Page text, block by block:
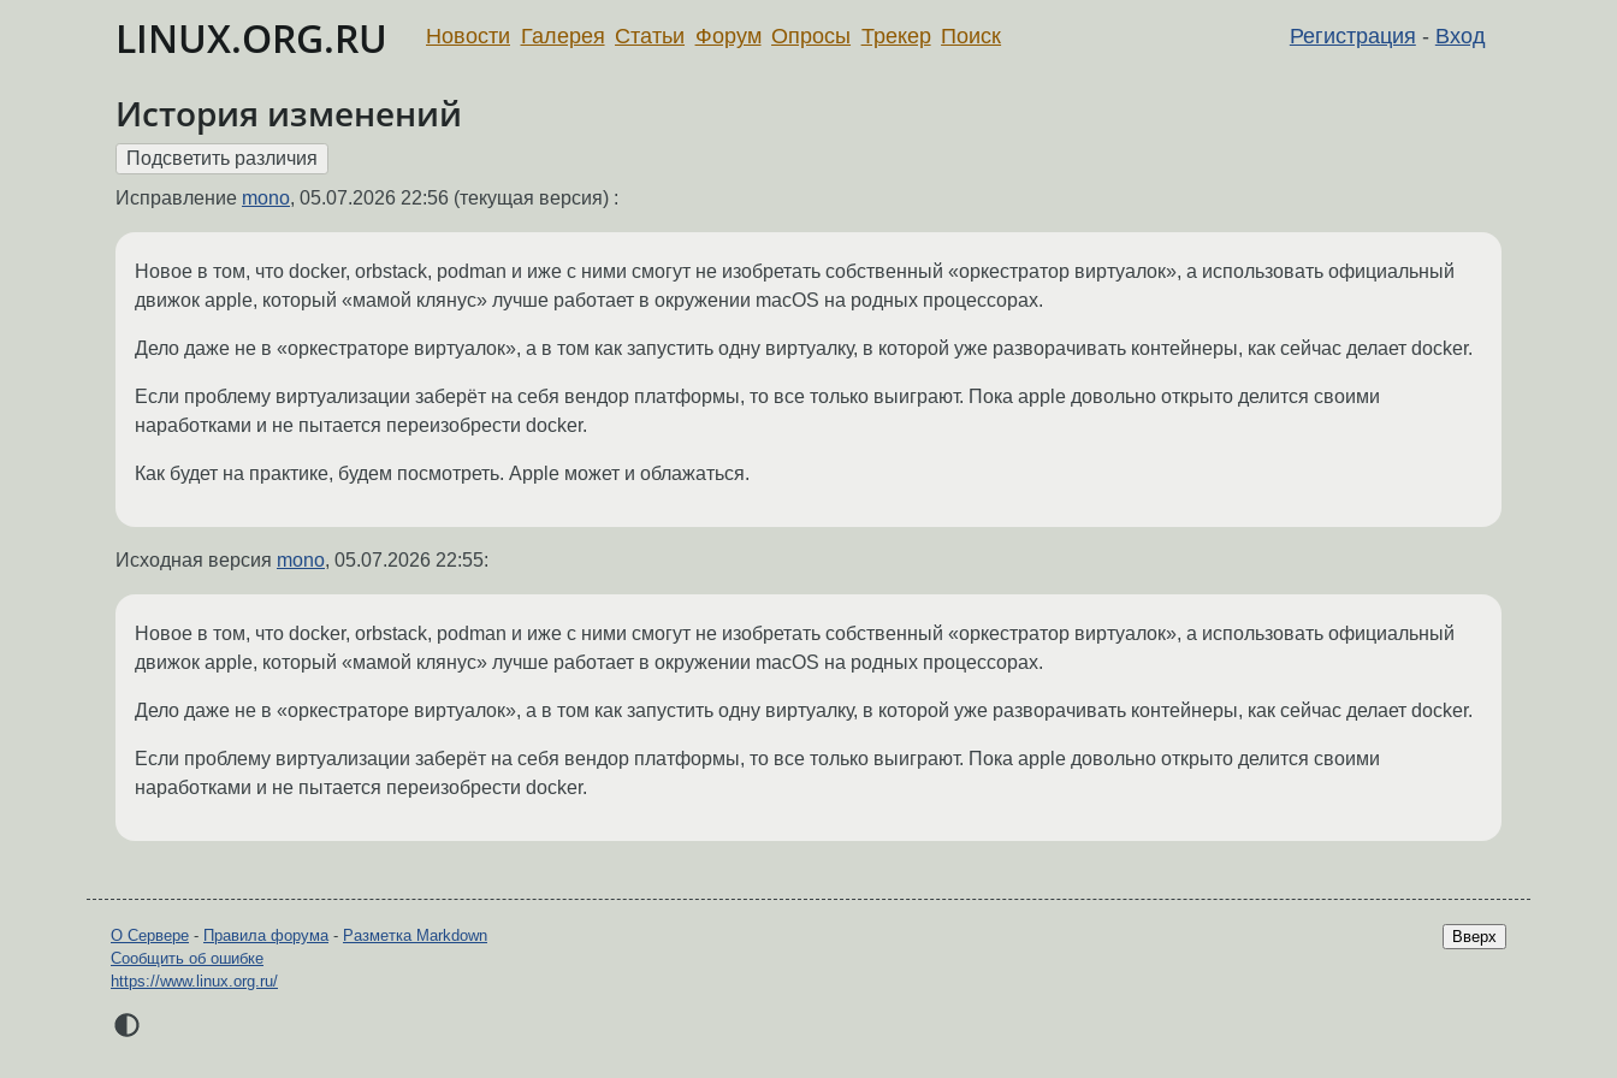
LINUX.ORG.RU Регистрация - Вход
Новости Галерея Статьи Форум Опросы Трекер Поиск
История изменений
Исправление mono, 05.07.2026 22:56 (текущая версия) :
Новое в том, что docker, orbstack, podman и иже с ними смогут не изобретать собственный «оркестратор виртуалок», а использовать официальный
движок apple, который «мамой клянус» лучше работает в окружении macOS на родных процессорах.
Дело даже не в «оркестраторе виртуалок», а в том как запустить одну виртуалку, в которой уже разворачивать контейнеры, как сейчас делает docker.
Если проблему виртуализации заберёт на себя вендор платформы, то все только выиграют. Пока apple довольно открыто делится своими
наработками и не пытается переизобрести docker.
Как будет на практике, будем посмотреть. Apple может и облажаться.
Исходная версия mono, 05.07.2026 22:55:
Новое в том, что docker, orbstack, podman и иже с ними смогут не изобретать собственный «оркестратор виртуалок», а использовать официальный
движок apple, который «мамой клянус» лучше работает в окружении macOS на родных процессорах.
Дело даже не в «оркестраторе виртуалок», а в том как запустить одну виртуалку, в которой уже разворачивать контейнеры, как сейчас делает docker.
Если проблему виртуализации заберёт на себя вендор платформы, то все только выиграют. Пока apple довольно открыто делится своими
наработками и не пытается переизобрести docker.
Вверх
О Сервере - Правила форума- Разметка Markdown
Сообщить об ошибке
https://www.linux.org.ru/